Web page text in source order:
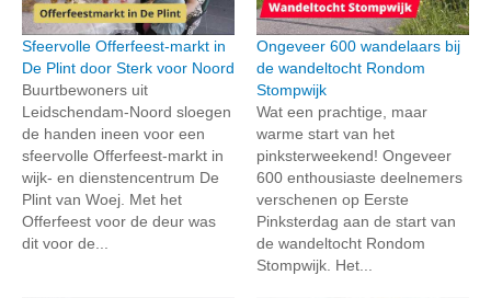
Sfeervolle Offerfeest-markt in
De Plint door Sterk voor Noord
Buurtbewoners uit
Leidschendam-Noord sloegen
de handen ineen voor een
sfeervolle Offerfeest-markt in
wijk- en dienstencentrum De
Plint van Woej. Met het
Offerfeest voor de deur was
dit voor de...
Ongeveer 600 wandelaars bij
de wandeltocht Rondom
Stompwijk
Wat een prachtige, maar
warme start van het
pinksterweekend! Ongeveer
600 enthousiaste deelnemers
verschenen op Eerste
Pinksterdag aan de start van
de wandeltocht Rondom
Stompwijk. Het...